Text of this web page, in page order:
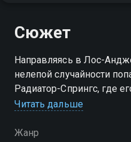
Сюжет
Направляясь в Лос-
нелепой случайности
Радиатор-Спрингс, где
заставляют
гонку!
Читать дальше
Жанр